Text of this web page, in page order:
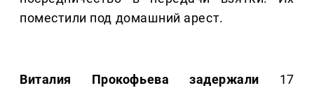
поместили под домашний арест.
Виталия Прокофьева задержали 17